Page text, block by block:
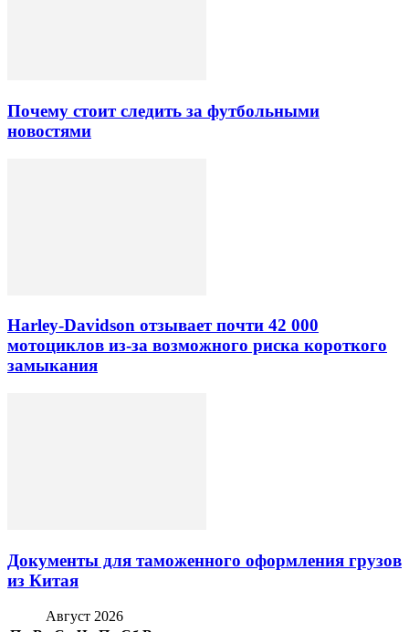
Почему стоит следить за футбольными
новостями
Harley-Davidson отзывает почти 42 000
мотоциклов из-за возможного риска короткого
замыкания
Документы для таможенного оформления грузов
из Китая
Август 2026